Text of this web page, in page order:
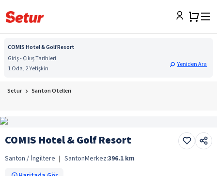
COMIS Hotel & Golf Resort
Giriş - Çıkış Tarihleri
1 Oda, 2 Yetişkin
Yeniden Ara
Setur Santon Otelleri
COMIS Hotel & Golf Resort
Santon / İngiltere | SantonMerkez:396.1 km